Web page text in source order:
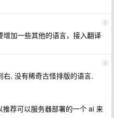
5
加一些其他的语言，接入翻译
6
右, 没有稀奇古怪排版的语言.
推荐可以服务器部署的一个 ai 来